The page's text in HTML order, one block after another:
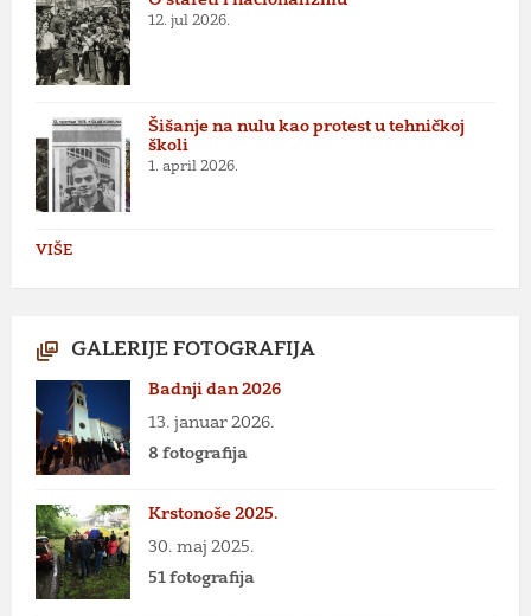
12. jul 2026.
Šišanje na nulu kao protest u tehničkoj
školi
1. april 2026.
VIŠE
GALERIJE FOTOGRAFIJA
Badnji dan 2026
13. januar 2026.
8 fotografija
Krstonoše 2025.
30. maj 2025.
51 fotografija